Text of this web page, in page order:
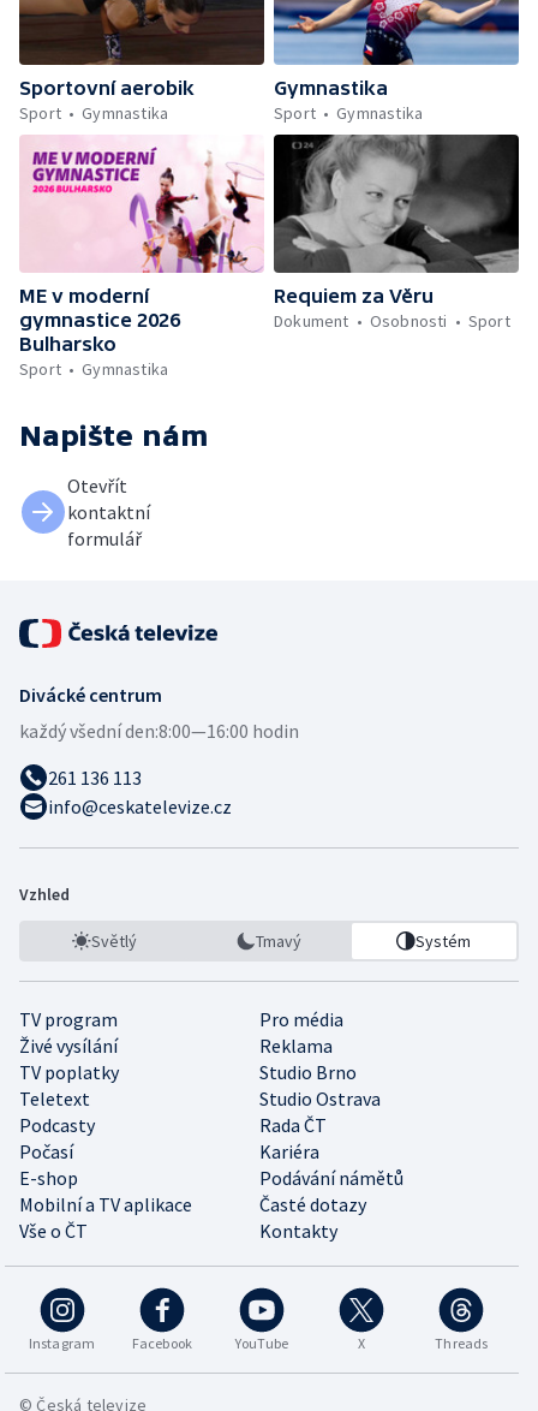
Sportovní aerobik
Sport
Gymnastika
Gymnastika
Sport
Gymnastika
ME v moderní
gymnastice 2026
Bulharsko
Sport
Gymnastika
Requiem za Věru
Dokument
Osobnosti Sport
Napište nám
Otevřít
kontaktní
formulář
Divácké centrum
každý všední den:8:00—16:00 hodin
261 136 113
info@ceskatelevize.cz
Vzhled
Světlý Tmavý Systém
TV program
Pro média
Živé vysílání
Reklama
TV poplatky
Studio Brno
Teletext
Studio Ostrava
Podcasty
Rada ČT
Počasí
Kariéra
E-shop
Podávání námětů
Mobilní a TV aplikace
Časté dotazy
Vše o ČT
Kontakty
Instagram Facebook YouTube X Threads
© Česká televize